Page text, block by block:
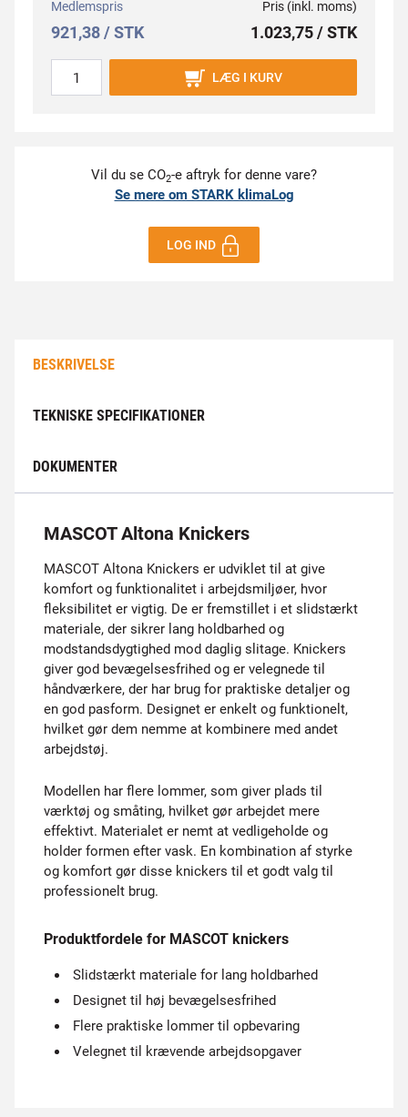
Medlemspris
921,38 / STK
Pris (inkl. moms)
1.023,75 / STK
LÆG I KURV
Vil du se CO2-e aftryk for denne vare?
Se mere om STARK klimaLog
LOG IND
BESKRIVELSE
TEKNISKE SPECIFIKATIONER
DOKUMENTER
MASCOT Altona Knickers
MASCOT Altona Knickers er udviklet til at give
komfort og funktionalitet i arbejdsmiljøer, hvor
fleksibilitet er vigtig. De er fremstillet i et slidstærkt
materiale, der sikrer lang holdbarhed og
modstandsdygtighed mod daglig slitage. Knickers
giver god bevægelsesfrihed og er velegnede til
håndværkere, der har brug for praktiske detaljer og
en god pasform. Designet er enkelt og funktionelt,
hvilket gør dem nemme at kombinere med andet
arbejdstøj.
Modellen har flere lommer, som giver plads til
værktøj og småting, hvilket gør arbejdet mere
effektivt. Materialet er nemt at vedligeholde og
holder formen efter vask. En kombination af styrke
og komfort gør disse knickers til et godt valg til
professionelt brug.
Produktfordele for MASCOT knickers
Slidstærkt materiale for lang holdbarhed
Designet til høj bevægelsesfrihed
Flere praktiske lommer til opbevaring
Velegnet til krævende arbejdsopgaver